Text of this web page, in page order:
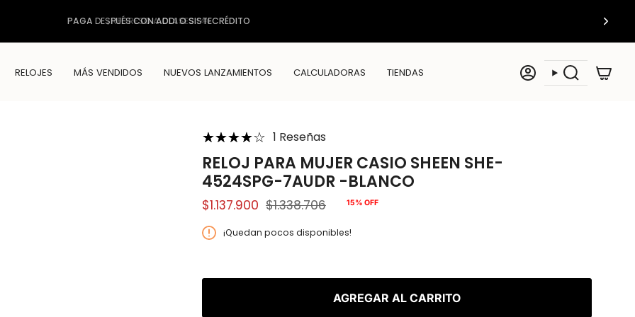
PAGA DESPUÉSCON ADDI O SISTECRÉDITO
RELOJES MÁS VENDIDOS NUEVOS LANZAMIENTOS CALCULADORAS TIENDAS CuentaBúsqueda
1 Reseñas
RELOJ PARA MUJER CASIO SHEEN SHE-
4524SPG-7AUDR -BLANCO
$1.137.900
Precio
regular
$1.338.706 15% OFF
¡Quedan pocos disponibles!
AGREGAR AL CARRITO